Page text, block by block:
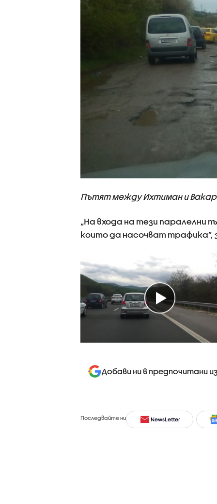
Пътят между Ихтиман и
„На входа на тези паралелни
които да насочват трафика”,
Добави ни в предпочитани
Последвайте ни NewsLetter